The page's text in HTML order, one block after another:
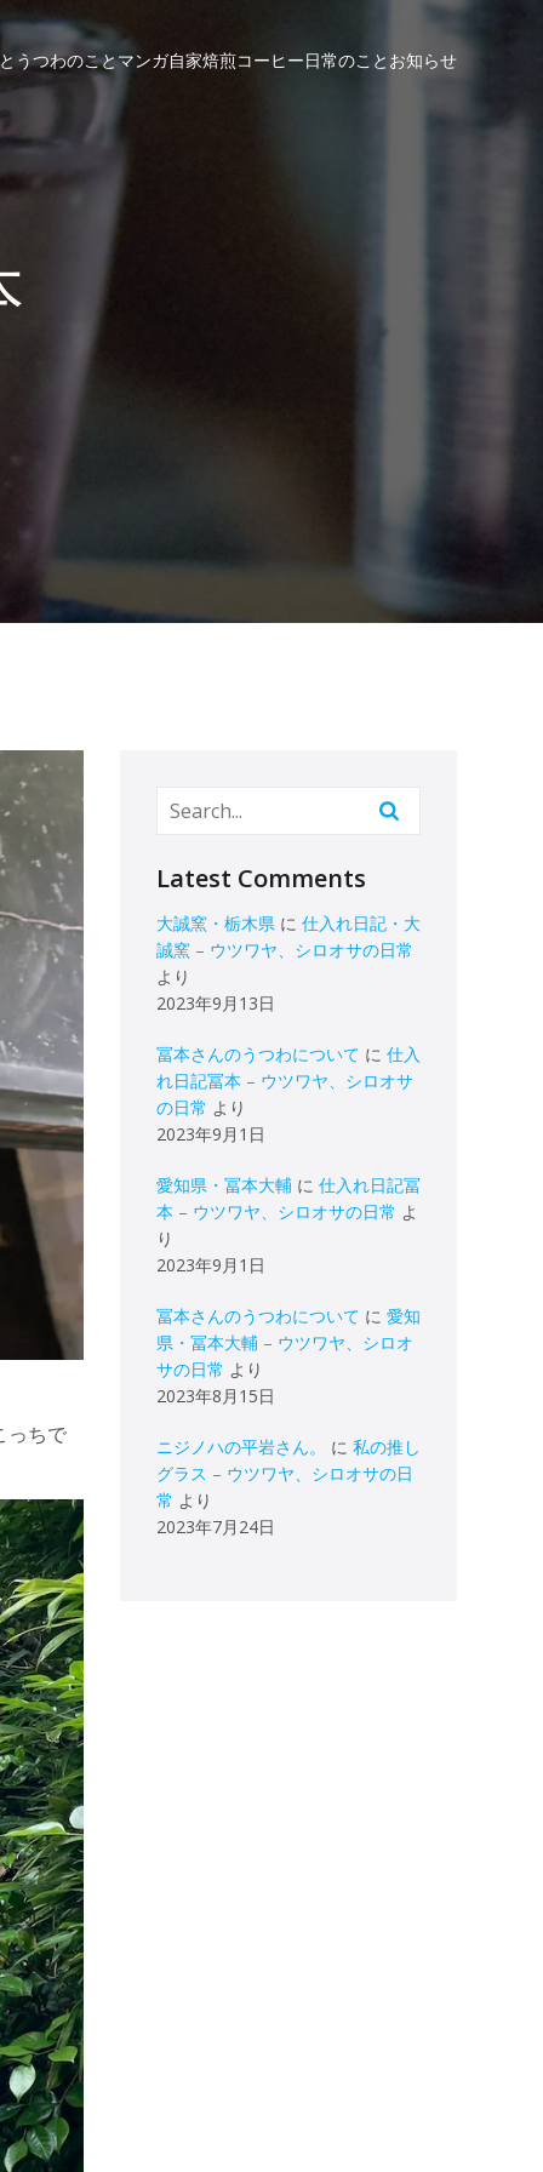
うつわのことマンガ自家焙煎コーヒー日常のこと お知らせ
っちで
Latest Comments
大誠窯・栃木県 に 仕入れ日記・大
誠窯 – ウツワヤ、シロオサの日常
より
2023年9月13日
冨本さんのうつわについて に 仕入
れ日記冨本 – ウツワヤ、シロオサ
の日常 より
2023年9月1日
愛知県・冨本大輔 に 仕入れ日記冨
本 – ウツワヤ、シロオサの日常 よ
り
2023年9月1日
冨本さんのうつわについて に 愛知
県・冨本大輔 – ウツワヤ、シロオ
サの日常 より
2023年8月15日
ニジノハの平岩さん。 に 私の推し
グラス – ウツワヤ、シロオサの日
常 より
2023年7月24日